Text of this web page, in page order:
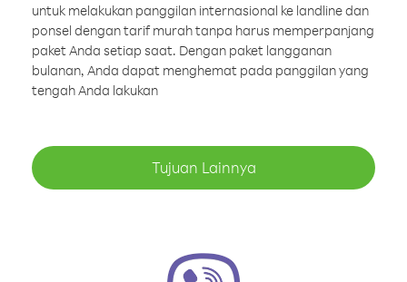
untuk melakukan panggilan internasional ke landline dan
ponsel dengan tarif murah tanpa harus memperpanjang
paket Anda setiap saat. Dengan paket langganan
bulanan, Anda dapat menghemat pada panggilan yang
tengah Anda lakukan
Tujuan Lainnya